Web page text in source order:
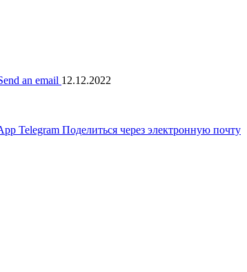
an email 12.12.2022
Telegram Поделиться через электронную почту